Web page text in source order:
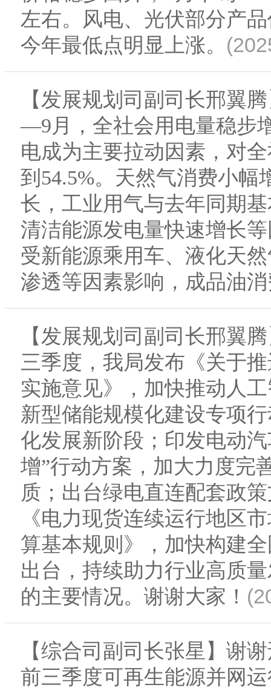
左右。风电、光伏部分产
今年最低点明显上涨。
【发展规划司副司长邢翼
—9月，全社会用电量稳步
电成为主要拉动因素，对
到54.5%。天然气消费小
长，工业用气与去年同期
清洁能源发电量快速增长
受新能源乘用车、液化天
渗透等因素影响，成品油
【发展规划司副司长邢翼
三季度，我局发布《关于
实施意见》，加快推动人
新型储能规模化建设专项
化发展新阶段；印发电动
增”行动方案，加大力度完
质；出台绿电直连配套政
《电力现货连续运行地区
算基本规则》，加快构建
出台，持续助力行业高质
的主要情况。谢谢大家！
【综合司副司长张星】谢
前三季度可再生能源并网